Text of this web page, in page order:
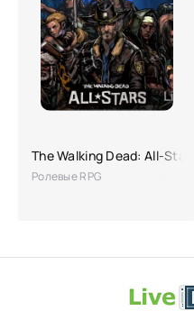
The Walking Dead: All-Stars
Ролевые RPG